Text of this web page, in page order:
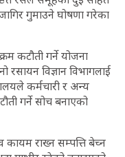
गुमाउने घोषणा गरेका
कटौती गर्ने योजना
विज्ञान विभागलाई
कर्मचारी र अन्य
गर्ने सोच बनाएको
कायम राख्न सम्पत्ति बेच्न